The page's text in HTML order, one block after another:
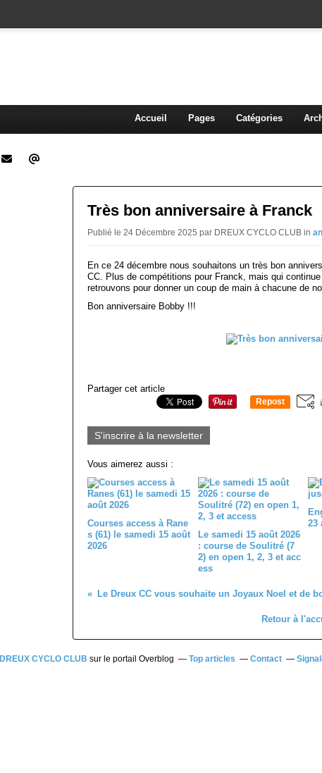
Accueil Pages Catégories
Très bon anniversaire à Franck
Publié le 24 Décembre 2025 par DREUX CYCLO CLUB in
En ce 24 décembre nous souhaitons un très bon
CC. Plus de compétitions pour Franck, mais qui
retrouvons pour donner un coup de main à chacune de
Bon anniversaire Bobby !!!
Partager cet article
Repost
S'inscrire à la newsletter
Vous aimerez aussi :
Courses access à Rane
s (61) le samedi 15 août
2026
Le samedi 15 août 2026
: course de Soulitré (7
2) en open 1, 2, 3 et acc
ess
23
Retour à
DREUX CYCLO CLUB sur le portail Overblog Top articles Contact